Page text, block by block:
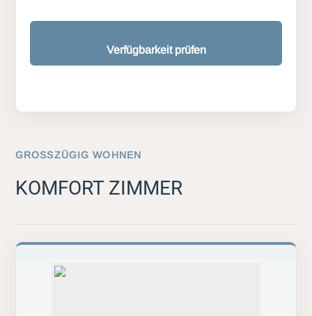
Verfügbarkeit prüfen
GROSSZÜGIG WOHNEN
KOMFORT ZIMMER